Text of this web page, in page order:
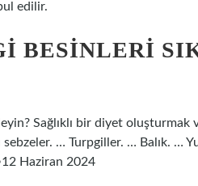
edilir.
BESINLERI
Sağlıklı bir diyet oluşturmak
… Turpgiller. … Balık. …
Haziran 2024